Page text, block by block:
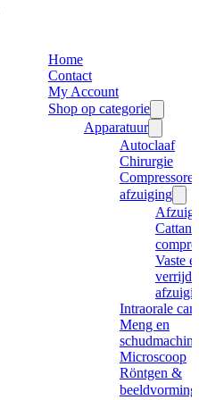
Home
Contact
My Account
Shop op categorie
Apparatuur
Autoclaaf
Chirurgie
afzuiging
Cattani
Vaste
Intraorale
Meng en
Microscoop
Röntgen &
beeldvorming